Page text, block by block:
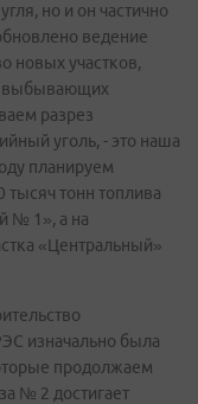
но и он частично
ведение
новых участков,
выбывающих
разрез
уголь, - это наша
планируем
тысяч тонн топлива
№ 1», а на
«Центральный»
изначально была
продолжаем
№ 2 достигает